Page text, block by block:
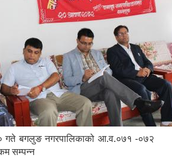
गते बगलुङ नगरपालिकाको आ.व.०७१ -०७२
सम्पन्न